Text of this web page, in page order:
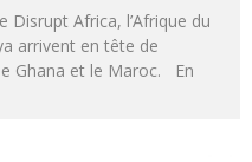
Disrupt Africa, l’Afrique du
arrivent en tête de
Ghana et le Maroc. En